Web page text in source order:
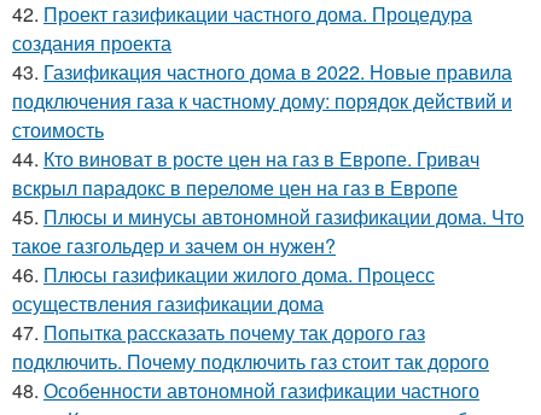
42. Проект газификации частного дома. Процедура
создания проекта
43. Газификация частного дома в 2022. Новые правила
подключения газа к частному дому: порядок действий и
стоимость
44. Кто виноват в росте цен на газ в Европе. Гривач
вскрыл парадокс в переломе цен на газ в Европе
45. Плюсы и минусы автономной газификации дома. Что
такое газгольдер и зачем он нужен?
46. Плюсы газификации жилого дома. Процесс
осуществления газификации дома
47. Попытка рассказать почему так дорого газ
подключить. Почему подключить газ стоит так дорого
48. Особенности автономной газификации частного